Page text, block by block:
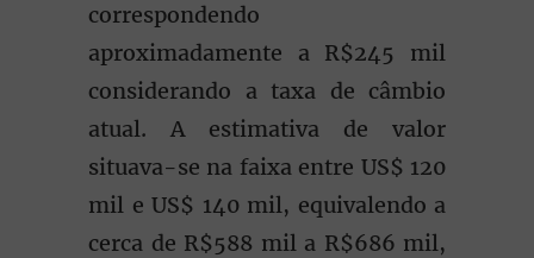
correspondendo
aproximadamente a R$245 mil
considerando a taxa de câmbio
atual. A estimativa de valor
situava-se na faixa entre US$ 120
mil e US$ 140 mil, equivalendo a
cerca de R$588 mil a R$686 mil,